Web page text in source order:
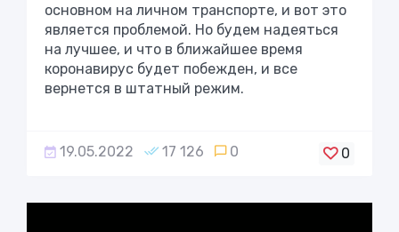
основном на личном транспорте, и вот это
является проблемой. Но будем надеяться
на лучшее, и что в ближайшее время
коронавирус будет побежден, и все
вернется в штатный режим.
19.05.2022 17 126 0 0